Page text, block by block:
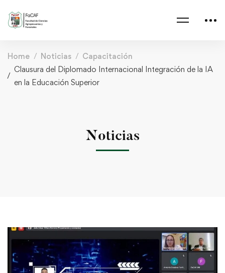
Home Noticias
Capacitación
Clausura del Diplomado Internacional Integración de la IA
en la Educación Superior
Noticias
Clausura
del